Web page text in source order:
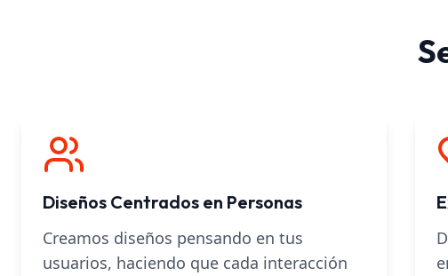
Diseños Centrados en Personas
Creamos diseños pensando en tus
usuarios, haciendo que cada interacción